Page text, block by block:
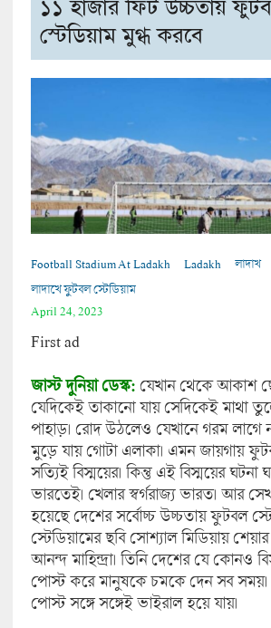
১১ হাজার ফিট উচ্চতায়
স্টেডিয়াম মুগ্ধ করবে
Football Stadium At Ladakh Ladakh
লাদাখ
লাদাখে ফুটবল স্টেডিয়াম
April 24, 2023
First ad
জাস্ট দুনিয়া ডেস্ক:যেখান থেকে আকাশ
যেদিকেই তাকানো যায় সেদিকেই মাথা
পাহাড়। রোদ উঠলেও যেখানে গরম লাগে
মুড়ে যায় গোটা এলাকা। এমন জায়গায়
সত্যিই বিস্ময়ের। কিন্তু এই বিস্ময়ের ঘটনা
ভারতেই। খেলার স্বর্গরাজ্য ভারত। আর
হয়েছে দেশের সর্বোচ্চ উচ্চতায় ফুটবল
স্টেডিয়ামের ছবি সোশ্যাল মিডিয়ায়
আনন্দ মাহিন্দ্রা। তিনি দেশের যে কোনও
পোস্ট করে মানুষকে চমকে দেন সব
পোস্ট সঙ্গে সঙ্গেই ভাইরাল হয়ে যায়।